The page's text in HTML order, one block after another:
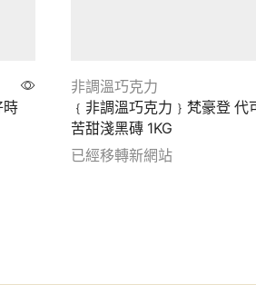
時
非調溫巧克力
﹛非調溫巧克力﹜梵豪登 代
苦甜淺黑磚 1KG
已經移轉新網站